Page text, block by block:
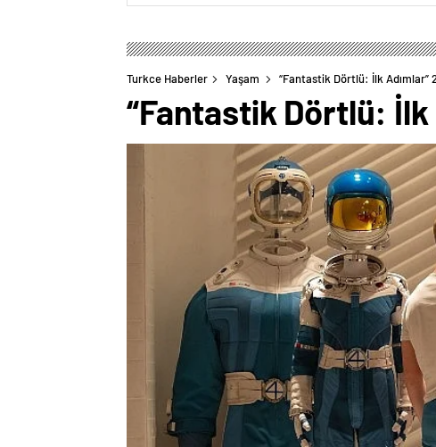
Turkce Haberler Yaşam “Fantastik Dörtlü: İlk Adımlar”
“Fantastik Dörtlü: İlk